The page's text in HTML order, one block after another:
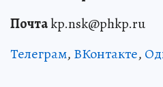
Почтаkp.nsk@phkp.ru
Телеграм, ВКонтакте,